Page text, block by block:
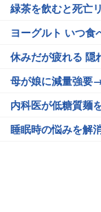
緑茶を飲むと死亡
ヨーグルト いつ食
休みだが疲れる 隠
母が娘に減量強要
内科医が低糖質麺
睡眠時の悩みを解